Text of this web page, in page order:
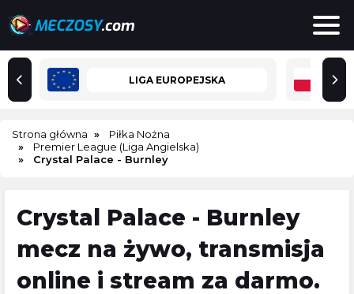
LIGA EUROPEJSKA
Strona główna
Piłka Nożna
Premier League (Liga Angielska)
Crystal Palace - Burnley
Crystal Palace - Burnley
mecz na żywo, transmisja
online i stream za darmo.